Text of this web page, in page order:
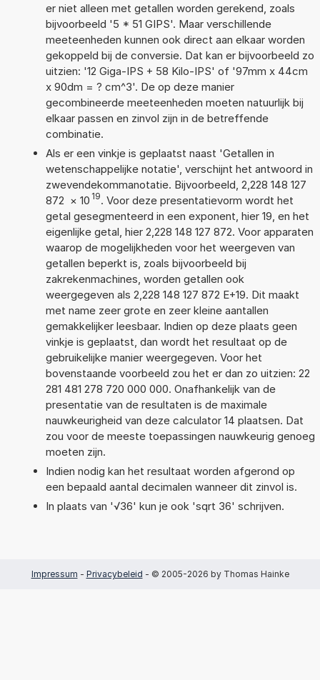
er niet alleen met getallen worden gerekend, zoals
bijvoorbeeld '5 * 51 GIPS'. Maar verschillende
meeteenheden kunnen ook direct aan elkaar worden
gekoppeld bij de conversie. Dat kan er bijvoorbeeld zo
uitzien: '12 Giga-IPS + 58 Kilo-IPS' of '97mm x 44cm
x 90dm = ? cm^3'. De op deze manier
gecombineerde meeteenheden moeten natuurlijk bij
elkaar passen en zinvol zijn in de betreffende
combinatie.
Als er een vinkje is geplaatst naast 'Getallen in
wetenschappelijke notatie', verschijnt het antwoord in
zwevendekommanotatie. Bijvoorbeeld, 2,228 148 127
872 × 10 19. Voor deze presentatievorm wordt het
getal gesegmenteerd in een exponent, hier 19, en het
eigenlijke getal, hier 2,228 148 127 872. Voor apparaten
waarop de mogelijkheden voor het weergeven van
getallen beperkt is, zoals bijvoorbeeld bij
zakrekenmachines, worden getallen ook
weergegeven als 2,228 148 127 872 E+19. Dit maakt
met name zeer grote en zeer kleine aantallen
gemakkelijker leesbaar. Indien op deze plaats geen
vinkje is geplaatst, dan wordt het resultaat op de
gebruikelijke manier weergegeven. Voor het
bovenstaande voorbeeld zou het er dan zo uitzien: 22
281 481 278 720 000 000. Onafhankelijk van de
presentatie van de resultaten is de maximale
nauwkeurigheid van deze calculator 14 plaatsen. Dat
zou voor de meeste toepassingen nauwkeurig genoeg
moeten zijn.
Indien nodig kan het resultaat worden afgerond op
een bepaald aantal decimalen wanneer dit zinvol is.
In plaats van '√36' kun je ook 'sqrt 36' schrijven.
Impressum - Privacybeleid - © 2005-2026 by Thomas Hainke